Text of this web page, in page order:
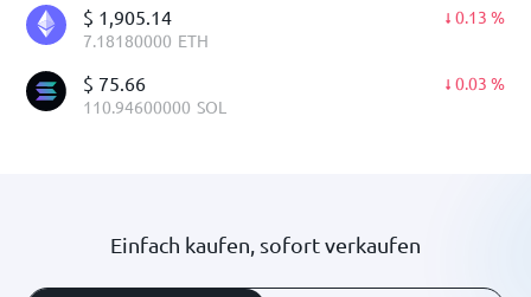
$ 1,905.14
7.18180000 ETH
0.13 %
$ 75.66
110.94600000 SOL
0.03 %
Einfach kaufen, sofort verkaufen